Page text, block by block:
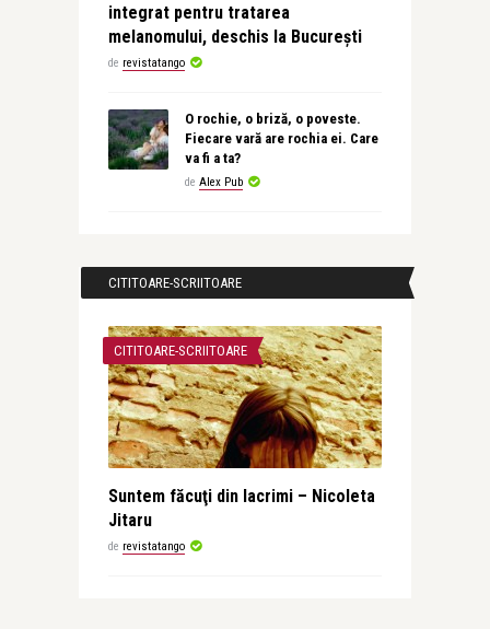
integrat pentru tratarea
melanomului, deschis la București
de revistatango
O rochie, o briză, o poveste.
Fiecare vară are rochia ei. Care
va fi a ta?
de Alex Pub
CITITOARE-SCRIITOARE
CITITOARE-SCRIITOARE
Suntem făcuţi din lacrimi – Nicoleta
Jitaru
de revistatango